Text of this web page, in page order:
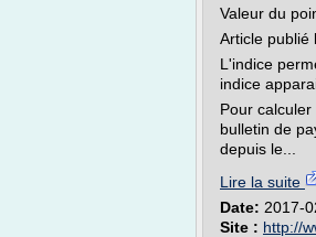
Valeur du
Article publié
L'indice
indice
Pour
bulletin de
depuis le...
Lire la suite
Date: 2017-
Site : http://